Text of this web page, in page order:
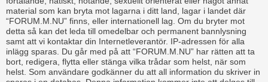
material som kan bryta mot lagarna i ditt land, lagar i landet där
“FORUM.M.NU” finns, eller internationell lag. Om du bryter mot
detta så kan det leda till omedelbar och permanent bannlysning
samt att vi kontaktar din Internetleverantör. IP-adressen för alla
inlägg sparas. Du går med på att “FORUM.M.NU” har rätten att ta
bort, redigera, flytta eller stänga vilka trådar som helst, när som
helst. Som användare godkänner du att all information du skriver in